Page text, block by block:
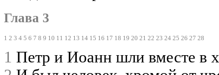
Глава 3
1 2 3 4 5 6 7 8 9 10 11 12 13 14 15 16 17 18 19 20 21 22 23 24 25 26 27 28
1 Петр и Иоанн шли вместе в